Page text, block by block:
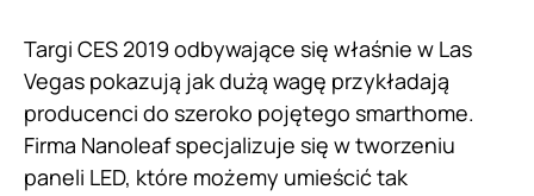
Targi CES 2019 odbywające się właśnie w Las
Vegas pokazują jak dużą wagę przykładają
producenci do szeroko pojętego smarthome.
Firma Nanoleaf specjalizuje się w tworzeniu
paneli LED, które możemy umieścić tak